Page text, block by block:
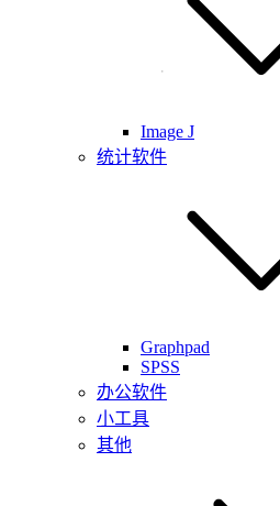
Image J
统计软件
Graphpad
SPSS
办公软件
小工具
其他